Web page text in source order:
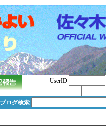
UserID
ブログ検索